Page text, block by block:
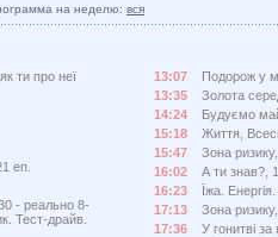
на неделю: вся
ти про неї
еп.
- реально 8-
Тест-драйв.
13:07
Подорож у
13:35
Золота
14:24
Будуємо
15:18
Життя,
15:47
Зона
16:02
А ти знав?,
16:23
Їжа.
17:13
Зона
17:36
У гонитві за